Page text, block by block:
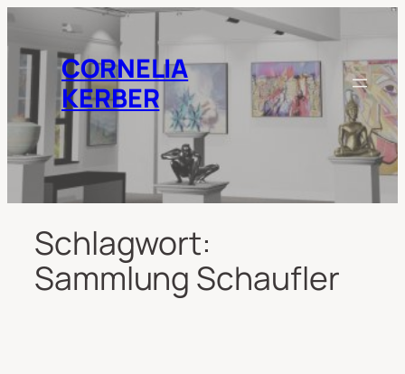
springenCORNELIA
KERBER
Schlagwort:
Sammlung Schaufler